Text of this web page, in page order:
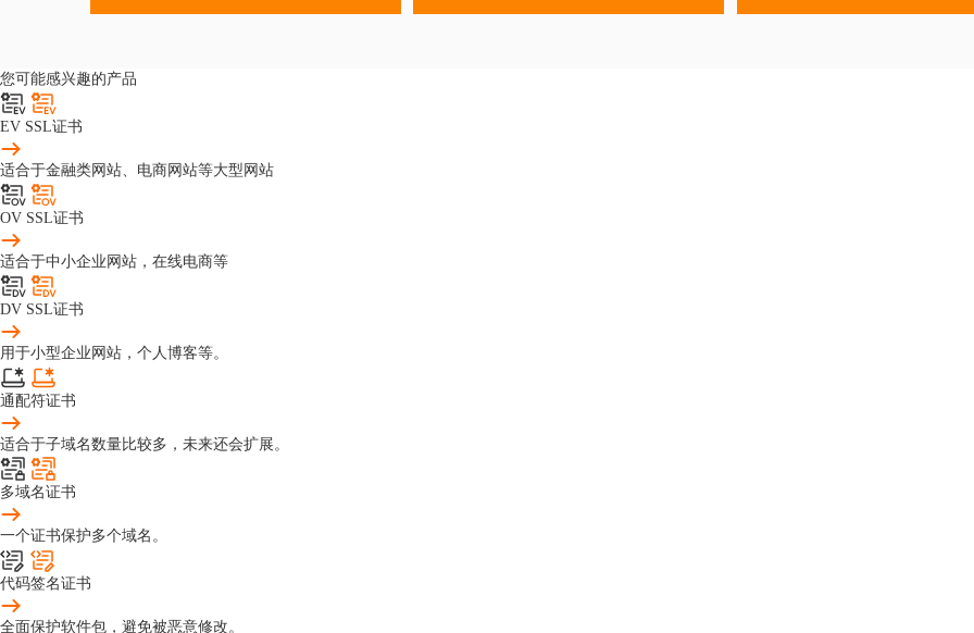
您可能感兴趣的产品
EV SSL证书
适合于金融类网站、电商网站等大型网站
OV SSL证书
适合于中小企业网站，在线电商等
DV SSL证书
用于小型企业网站，个人博客等。
通配符证书
适合于子域名数量比较多，未来还会扩展。
多域名证书
一个证书保护多个域名。
代码签名证书
全面保护软件包，避免被恶意修改。